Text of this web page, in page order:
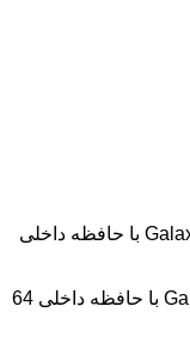
گوشی موبایل سامسونگ مدل Galaxy A22 5G با حافظه داخلی 64